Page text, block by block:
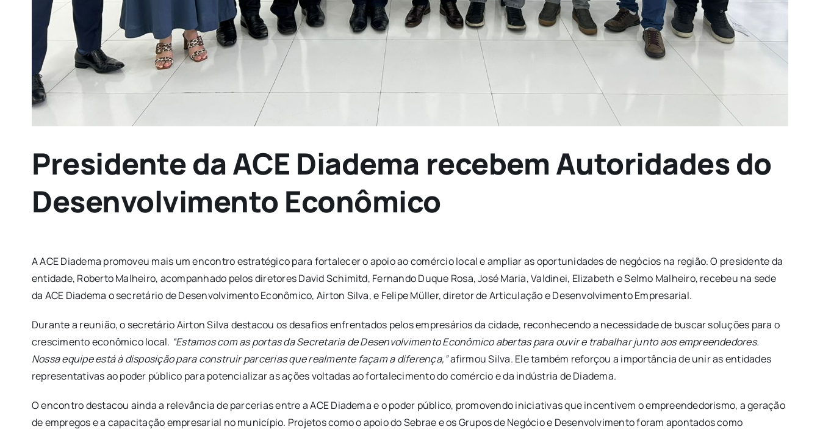
Presidente da ACE Diadema recebem Autoridades do
Desenvolvimento Econômico
A ACE Diadema promoveu mais um encontro estratégico para fortalecer o apoio ao comércio local e ampliar as oportunidades de negócios na região. O presidente da
entidade, Roberto Malheiro, acompanhado pelos diretores David Schimitd, Fernando Duque Rosa, José Maria, Valdinei, Elizabeth e Selmo Malheiro, recebeu na sede
da ACE Diadema o secretário de Desenvolvimento Econômico, Airton Silva, e Felipe Müller, diretor de Articulação e Desenvolvimento Empresarial.
Durante a reunião, o secretário Airton Silva destacou os desafios enfrentados pelos empresários da cidade, reconhecendo a necessidade de buscar soluções para o
crescimento econômico local. “Estamos com as portas da Secretaria de Desenvolvimento Econômico abertas para ouvir e trabalhar junto aos empreendedores.
Nossa equipe está à disposição para construir parcerias que realmente façam a diferença,”afirmou Silva. Ele também reforçou a importância de unir as entidades
representativas ao poder público para potencializar as ações voltadas ao fortalecimento do comércio e da indústria de Diadema.
O encontro destacou ainda a relevância de parcerias entre a ACE Diadema e o poder público, promovendo iniciativas que incentivem o empreendedorismo, a geração
de empregos e a capacitação empresarial no município. Projetos como o apoio do Sebrae e os Grupos de Negócio e Desenvolvimento foram apontados como